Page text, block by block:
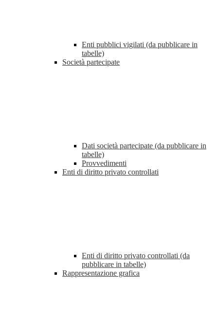
Enti pubblici vigilati (da pubblicare in
tabelle)
Società partecipate
Dati società partecipate (da pubblicare in
tabelle)
Provvedimenti
Enti di diritto privato controllati
Enti di diritto privato controllati (da
pubblicare in tabelle)
Rappresentazione grafica